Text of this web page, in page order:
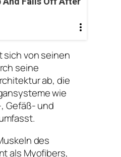
sich von seinen
seine
ab, die
wie
Gefäß- und
des
als Myofibers,